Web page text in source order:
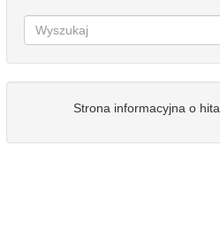
Strona informacyjna o